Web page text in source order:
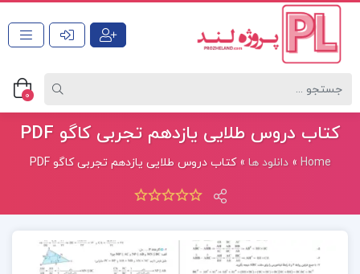
0
کتاب دروس طلایی یازدهم تجربی کاگو PDF
Home
»دانلود ها »کتاب دروس طلایی یازدهم تجربی کاگو PDF